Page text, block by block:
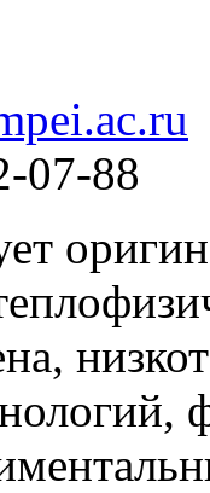
07-88